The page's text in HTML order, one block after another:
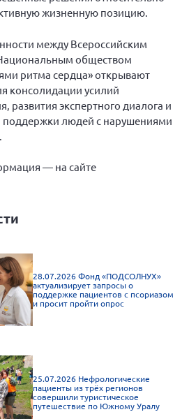
жизненную позицию.
между Всероссийским
обществом
ритма сердца» открывают
консолидации усилий
развития экспертного диалога и
поддержки людей с нарушениями
— на сайте
28.07.2026 Фонд «ПОДСОЛНУХ»
актуализирует запросы о
поддержке пациентов с псориазом
и просит пройти опрос
25.07.2026 Нефрологические
пациенты из трёх регионов
совершили туристическое
путешествие по Южному Уралу